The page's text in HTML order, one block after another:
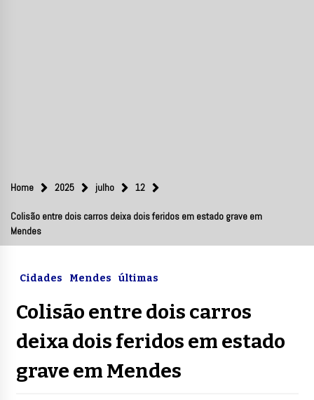
Home 2025 julho 12
Colisão entre dois carros deixa dois feridos em estado grave em
Mendes
Cidades Mendes últimas
Colisão entre dois carros
deixa dois feridos em estado
grave em Mendes